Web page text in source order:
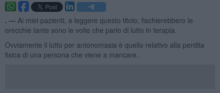
. — Ai miei pazienti, a leggere questo titolo, fischierebbero le
orecchie tante sono le volte che parlo di lutto in terapia.
Ovviamente il lutto per antonomasia è quello relativo alla perdita
fisica di una persona che viene a mancare.